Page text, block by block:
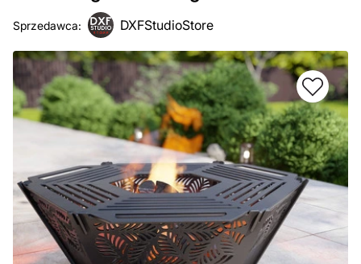
Sprzedawca: DXFStudioStore